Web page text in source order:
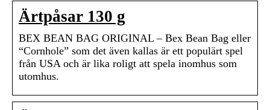
Ärtpåsar 130 g
BEX BEAN BAG ORIGINAL – Bex Bean Bag eller
“Cornhole” som det även kallas är ett populärt spel
från USA och är lika roligt att spela inomhus som
utomhus.